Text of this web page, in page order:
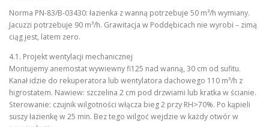
Norma PN-83/B-03430: łazienka z wanną potrzebuje 50 m³/h wymiany.
Jacuzzi potrzebuje 90 m³/h. Grawitacja w Poddębicach nie wyrobi – zimą
ciąg jest, latem zero.
4.1. Projekt wentylacji mechanicznej
Montujemy anemostat wywiewny fi125 nad wanną, 30 cm od sufitu.
Kanał idzie do rekuperatora lub wentylatora dachowego 110 m³/h z
higrostatem. Nawiew: szczelina 2 cm pod drzwiami lub kratka w ścianie.
Sterowanie: czujnik wilgotności włącza bieg 2 przy RH>70%. Po kąpieli
suszy łazienkę w 25 min. Bez tego wilgoć wejdzie w każdy otwór w